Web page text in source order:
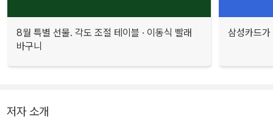
8월 특별 선물. 각도 조절 테이블 · 이동식 빨래
바구니
삼성카드
저자 소개